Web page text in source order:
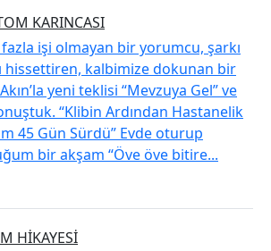
KARINCASI
işi olmayan bir yorumcu, şarkı
hissettiren, kalbimize dokunan bir
yeni teklisi “Mevzuya Gel” ve
“Klibin Ardından Hastanelik
45 Gün Sürdü” Evde oturup
bir akşam “Öve öve bitire...
HİKAYESİ